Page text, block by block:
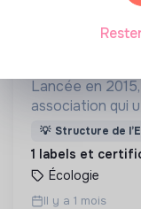
Lancée en
association qui
stratégique de
💡 Structure de
1 labels et
Écologie
Il y a 1 mois